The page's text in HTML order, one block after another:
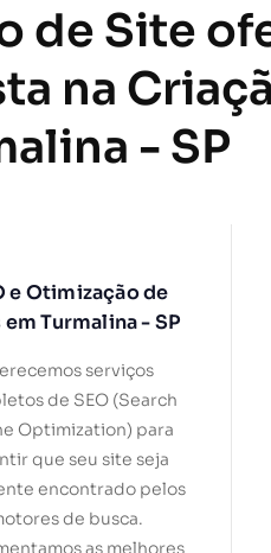
de Site
na
- SP
e Otimização de
Turmalina - SP
serviços
de SEO (Search
Optimization) para
que seu site seja
encontrado pelos
de busca.
as melhores